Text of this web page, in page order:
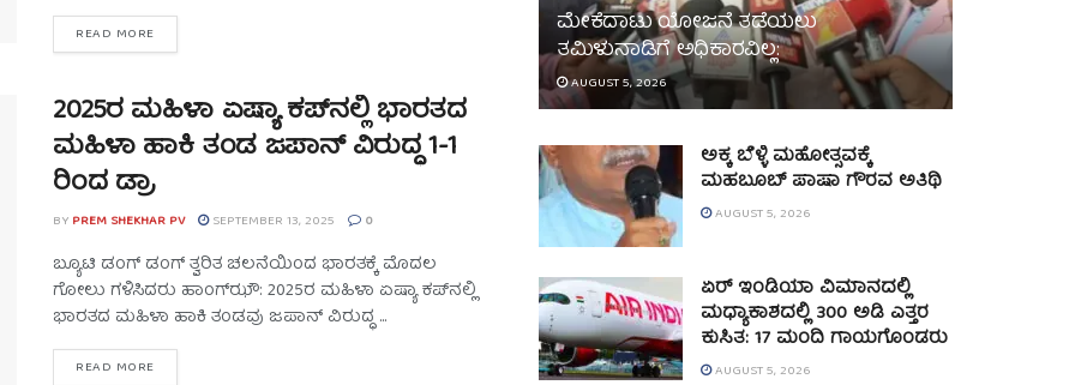
READ MORE
2025ರ ಮಹಿಳಾ ಏಷ್ಯಾ ಕಪ್‌ನಲ್ಲಿ ಭಾರತದ
ಮಹಿಳಾ ಹಾಕಿ ತಂಡ ಜಪಾನ್ ವಿರುದ್ಧ 1-1
ರಿಂದ ಡ್ರಾ
BY PREM SHEKHAR PV SEPTEMBER 13, 2025 0
ಬ್ಯೂಟಿ ಡಂಗ್ ಡಂಗ್ ತ್ವರಿತ ಚಲನೆಯಿಂದ ಭಾರತಕ್ಕೆ ಮೊದಲ
ಗೋಲು ಗಳಿಸಿದರು ಹಾಂಗ್‌ಝೌ: 2025ರ ಮಹಿಳಾ ಏಷ್ಯಾ ಕಪ್‌ನಲ್ಲಿ
ಭಾರತದ ಮಹಿಳಾ ಹಾಕಿ ತಂಡವು ಜಪಾನ್ ವಿರುದ್ಧ ...
READ MORE
ಮೇಕೆದಾಟು ಯೋಜನೆ ತಡೆಯಲು
ತಮಿಳುನಾಡಿಗೆ ಅಧಿಕಾರವಿಲ್ಲ:
AUGUST 5, 2026
ಅಕ್ಕ ಬೆಳ್ಳಿ ಮಹೋತ್ಸವಕ್ಕೆ
ಮಹಬೂಬ್ ಪಾಷಾ ಗೌರವ ಅತಿಥಿ
AUGUST 5, 2026
ಏರ್ ಇಂಡಿಯಾ ವಿಮಾನದಲ್ಲಿ
ಮಧ್ಯಾಕಾಶದಲ್ಲಿ 300 ಅಡಿ ಎತ್ತರ
ಕುಸಿತ: 17 ಮಂದಿ ಗಾಯಗೊಂಡರು
AUGUST 5, 2026